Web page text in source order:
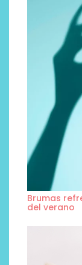
Brumas
del verano